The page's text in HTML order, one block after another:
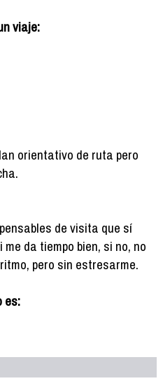
viaje:
orientativo de ruta pero
de visita que sí
da tiempo bien, si no, no
pero sin estresarme.
es: